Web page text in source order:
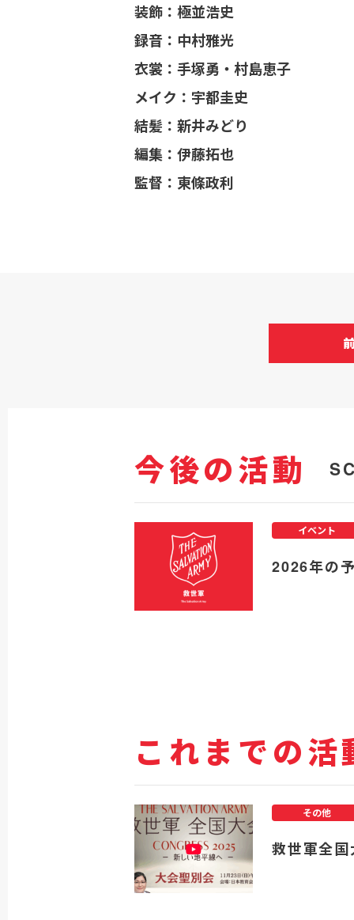
装飾：極並浩史
録音：中村雅光
衣裳：手塚勇・村島恵子
メイク：宇都圭史
結髪：新井みどり
編集：伊藤拓也
監督：東條政利
今後の活動
2026年の
イベント
これまでの活
救世軍全
その他